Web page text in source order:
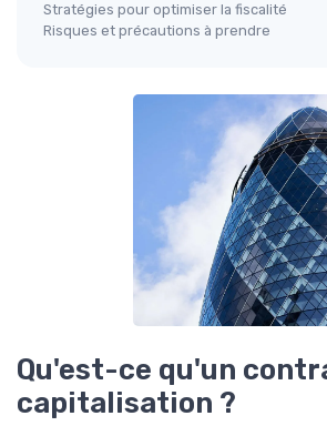
Stratégies pour optimiser la fiscalité
Risques et précautions à prendre
Qu'est-ce qu'un
capitalisation ?